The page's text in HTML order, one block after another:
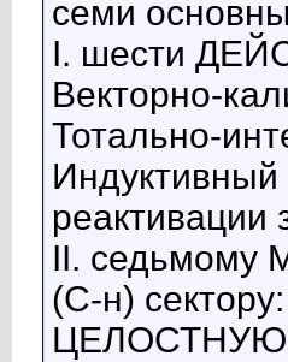
семи
I. шести
Векторно-
Тотально-
Индуктивный
реактивации
II. седьмому
(С-н)
ЦЕЛОСТНУЮ